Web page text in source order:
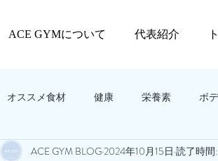
ACE GYMについて 代表紹介
オススメ食材 健康 栄養素 ボ
美容
ACE GYM BLOG 2024年10月15日 読了時間